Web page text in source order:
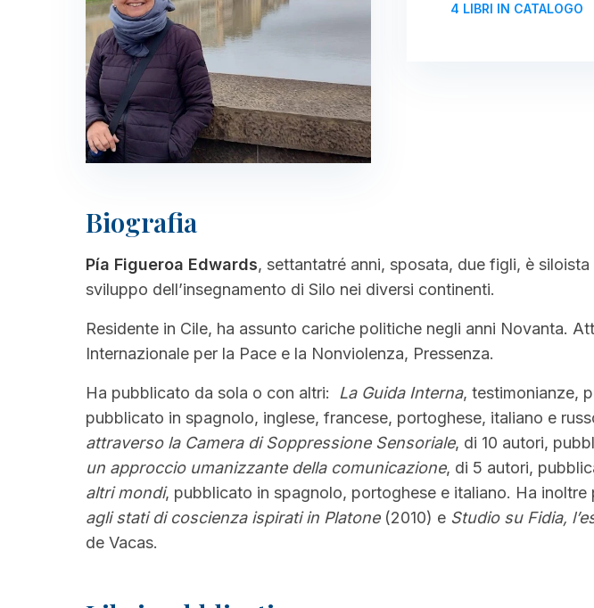
4 LIBRI IN CATALOGO
Biografia
Pía Figueroa Edwards, settantatré anni, sposata, due figli, è
sviluppo dell’insegnamento di Silo nei diversi continenti.
Residente in Cile, ha assunto cariche politiche negli anni Novanta.
Internazionale per la Pace e la Nonviolenza, Pressenza.
Ha pubblicato da sola o con altri: La Guida Interna, testimonianze,
pubblicato in spagnolo, inglese, francese, portoghese, italiano e
attraverso la Camera di Soppressione Sensoriale, di 10 autori,
un approccio umanizzante della comunicazione, di 5 autori,
altri mondi, pubblicato in spagnolo, portoghese e italiano. Ha
agli stati di coscienza ispirati in Platone(2010) e Studio su Fidia,
de Vacas.